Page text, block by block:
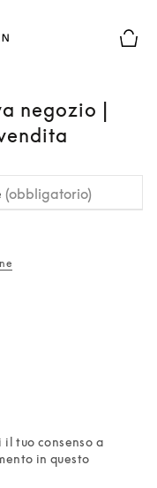
negozio |
(obbligatorio)
tuo consenso a
in questo